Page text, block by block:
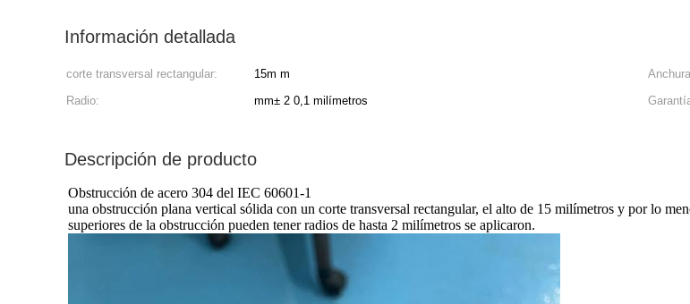
Información detallada
corte transversal rectangular: 15m m
Radio:
mm± 2 0,1 milímetros
Descripción de producto
Obstrucción de acero 304 del IEC 60601-1
una obstrucción plana vertical sólida con un corte transversal rectangular, el alto de 15 milímetros y por lo
superiores de la obstrucción pueden tener radios de hasta 2 milímetros se aplicaron.